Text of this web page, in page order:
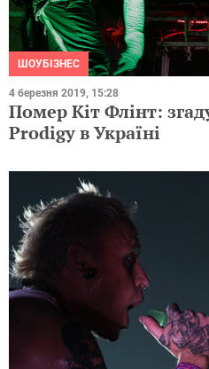
ШОУБІЗНЕС
4 березня 2019, 15:28
Помер Кіт Флінт:
Prodigy в Україні